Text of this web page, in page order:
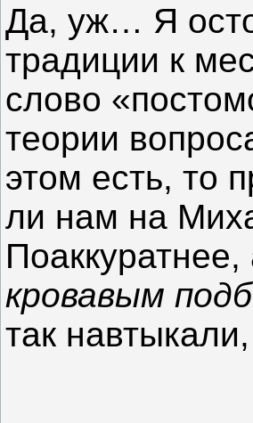
Да, уж… Я
традиции к
слово
теории
этом есть, то
ли нам на
кровавым
так